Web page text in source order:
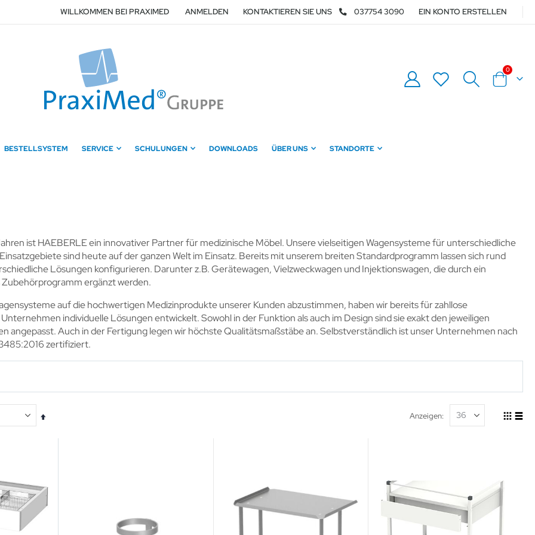
WILLKOMMEN BEI PRAXIMED ANMELDEN KONTAKTIEREN SIE UNS 037754 3090 EIN KONTO ERSTELLEN
Warenkorb
0Artikel
BESTELLSYSTEM SERVICE SCHULUNGEN DOWNLOADS ÜBER UNS STANDORTE
ist HAEBERLE ein innovativer Partner für medizinische Möbel. Unsere vielseitigen Wagensysteme für unterschiedliche
sind heute auf der ganzen Welt im Einsatz. Bereits mit unserem breiten Standardprogramm lassen sich rund
Lösungen konfigurieren. Darunter z.B. Gerätewagen, Vielzweckwagen und Injektionswagen, die durch ein
ergänzt werden.
auf die hochwertigen Medizinprodukte unserer Kunden abzustimmen, haben wir bereits für zahllose
individuelle Lösungen entwickelt. Sowohl in der Funktion als auch im Design sind sie exakt den jeweiligen
angepasst. Auch in der Fertigung legen wir höchste Qualitätsmaßstäbe an. Selbstverständlich ist unser Unternehmen nach
zertifiziert.
In
Reihenfolge
Anzeigen
Ansicht